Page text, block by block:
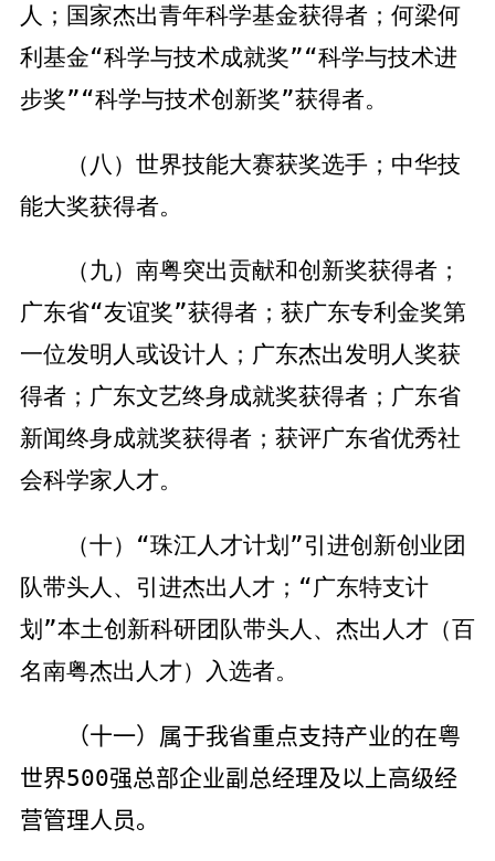
人；国家杰出青年科学基金获得者；何梁何
利基金“科学与技术成就奖”“科学与技术进
步奖”“科学与技术创新奖”获得者。
（八）世界技能大赛获奖选手；中华技
能大奖获得者。
（九）南粤突出贡献和创新奖获得者；
广东省“友谊奖”获得者；获广东专利金奖第
一位发明人或设计人；广东杰出发明人奖获
得者；广东文艺终身成就奖获得者；广东省
新闻终身成就奖获得者；获评广东省优秀社
会科学家人才。
（十）“珠江人才计划”引进创新创业团
队带头人、引进杰出人才；“广东特支计
划”本土创新科研团队带头人、杰出人才（百
名南粤杰出人才）入选者。
（十一）属于我省重点支持产业的在粤
世界500强总部企业副总经理及以上高级经
营管理人员。